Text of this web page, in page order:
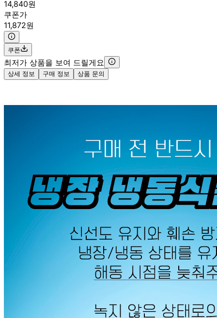
14,840원
쿠폰가
11,872원
쿠폰
최저가 상품을 보여 드릴게요
상세 정보 구매 정보 상품 문의